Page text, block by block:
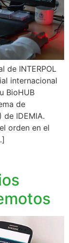
de INTERPOL
internacional
BioHUB
de
IDEMIA.
orden en el